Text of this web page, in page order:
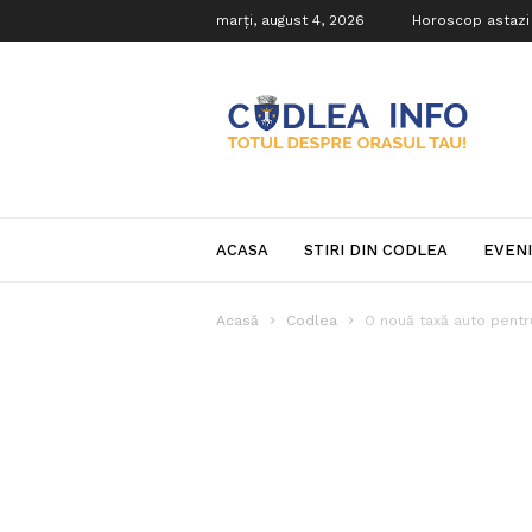
marți, august 4, 2026 Horoscop astazi
Info
ACASA STIRI DIN CODLEA
Acasă Codlea O nouă taxă auto